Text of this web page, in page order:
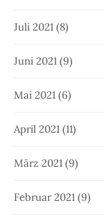
Juli 2021 (8)
Juni 2021 (9)
Mai 2021 (6)
April 2021 (11)
März 2021 (9)
Februar 2021 (9)